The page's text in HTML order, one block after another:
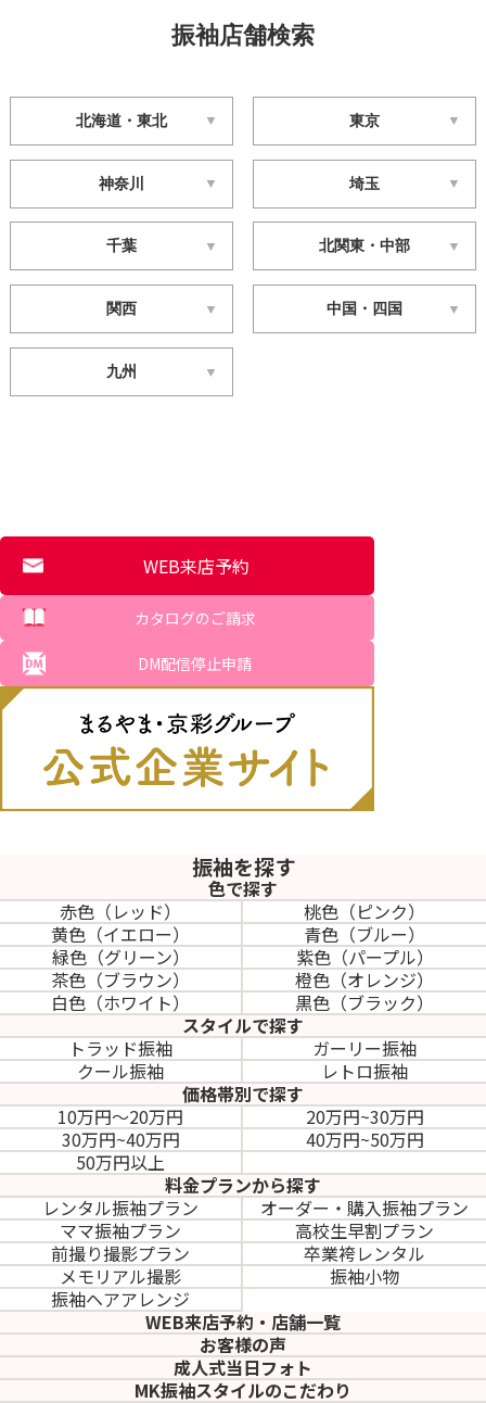
振袖店舗検索
北海道・東北 東京
神奈川 埼玉
千葉 北関東・中部
関西 中国・四国
九州
WEB来店予約
カタログのご請求
DM配信停止申請
振袖を探す
色で探す
赤色（レッド）
桃色（ピンク）
黄色（イエロー）
青色（ブルー）
緑色（グリーン）
紫色（パープル）
茶色（ブラウン）
橙色（オレンジ）
白色（ホワイト）
黒色（ブラック）
スタイルで探す
トラッド振袖
ガーリー振袖
クール振袖
レトロ振袖
価格帯別で探す
10万円～20万円
20万円~30万円
30万円~40万円
40万円~50万円
50万円以上
料金プランから探す
レンタル振袖プラン
オーダー・購入振袖プラン
ママ振袖プラン
高校生早割プラン
前撮り撮影プラン
卒業袴レンタル
メモリアル撮影
振袖小物
振袖ヘアアレンジ
WEB来店予約・店舗一覧
お客様の声
成人式当日フォト
MK振袖スタイルのこだわり